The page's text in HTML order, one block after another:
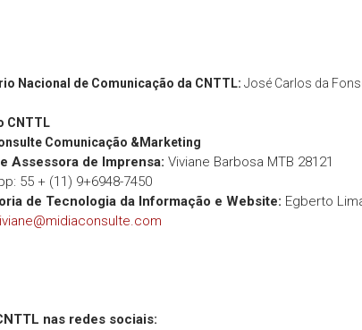
Nacional de Comunicação da CNTTL: José Carlos da
CNTTL
Comunicação &Marketing
Assessora de Imprensa: Viviane Barbosa MTB 28121
55 + (11) 9+6948-7450
de Tecnologia da Informação e Website: Egberto
nas redes sociais: